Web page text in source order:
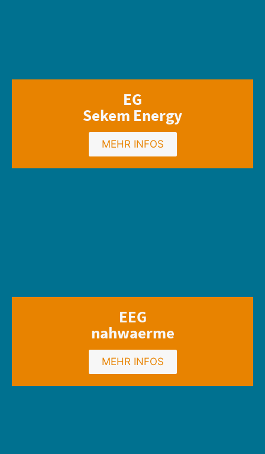
EG
Sekem Energy
MEHR INFOS
EEG
nahwaerme
MEHR INFOS